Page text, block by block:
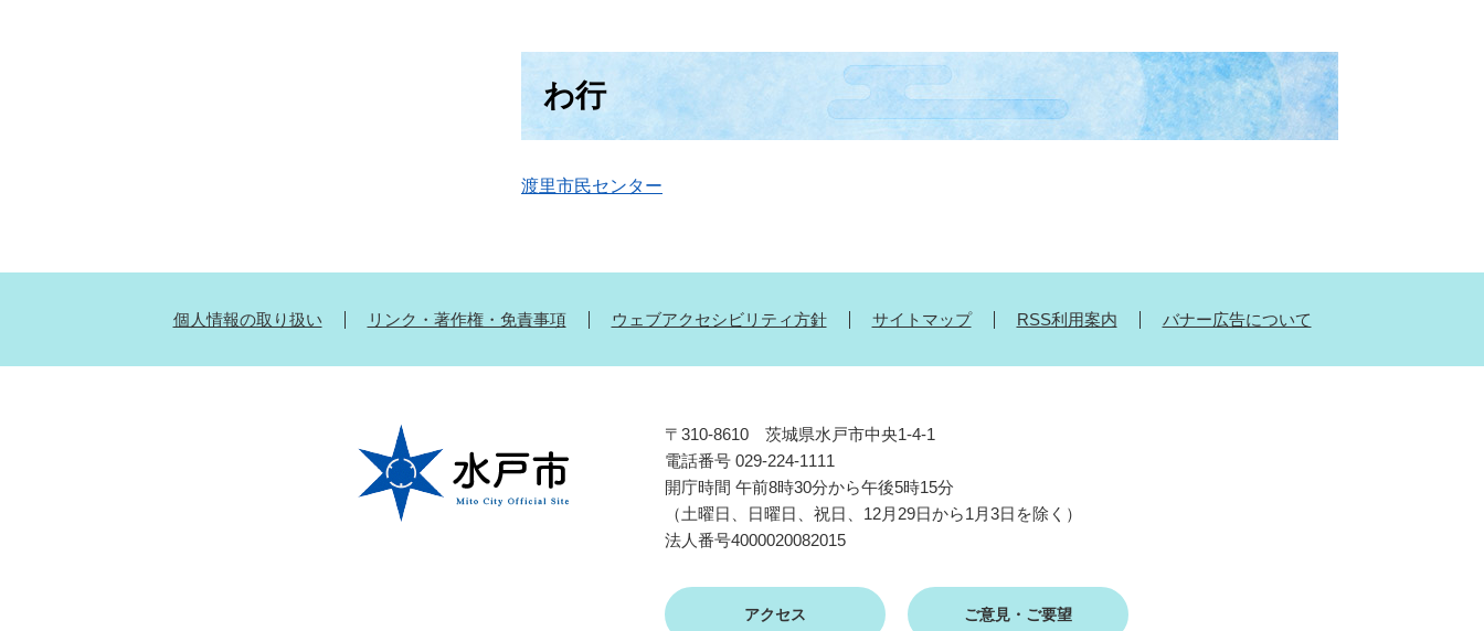
わ行
渡里市民センター
個人情報の取り扱い リンク・著作権・免責事項 ウェブアクセシビリティ方針 サイトマップ RSS利用案内 バナー広告について
〒310-8610 茨城県水戸市中央1-4-1
電話番号 029-224-1111
開庁時間 午前8時30分から午後5時15分
（土曜日、日曜日、祝日、12月29日から1月3日を除く）
法人番号4000020082015
アクセス ご意見・ご要望